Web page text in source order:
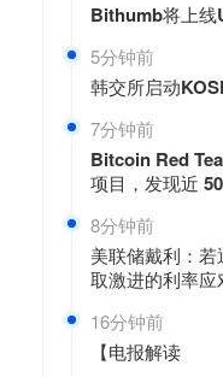
Bithumb将上线
5分钟前
韩交所启动
7分钟前
Bitcoin Red
项目，发现近
8分钟前
美联储戴利：
取激进的利率应
16分钟前
【电报解读